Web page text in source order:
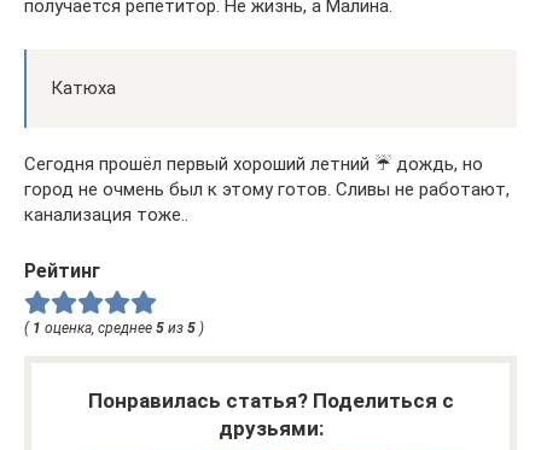
получается репетитор. Не жизнь, а Малина.
Катюха
Сегодня прошёл первый хороший летний ☔ дождь, но
город не очмень был к этому готов. Сливы не работают,
канализация тоже..
Рейтинг
( 1 оценка, среднее 5 из 5 )
Понравилась статья? Поделиться с
друзьями: